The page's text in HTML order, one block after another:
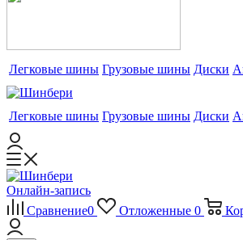
Легковые шины Грузовые шины Диски
Легковые шины Грузовые шины Диски
Онлайн-запись
Сравнение0 Отложенные 0